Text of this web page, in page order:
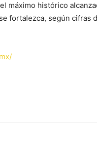
máximo histórico
fortalezca, según cifras